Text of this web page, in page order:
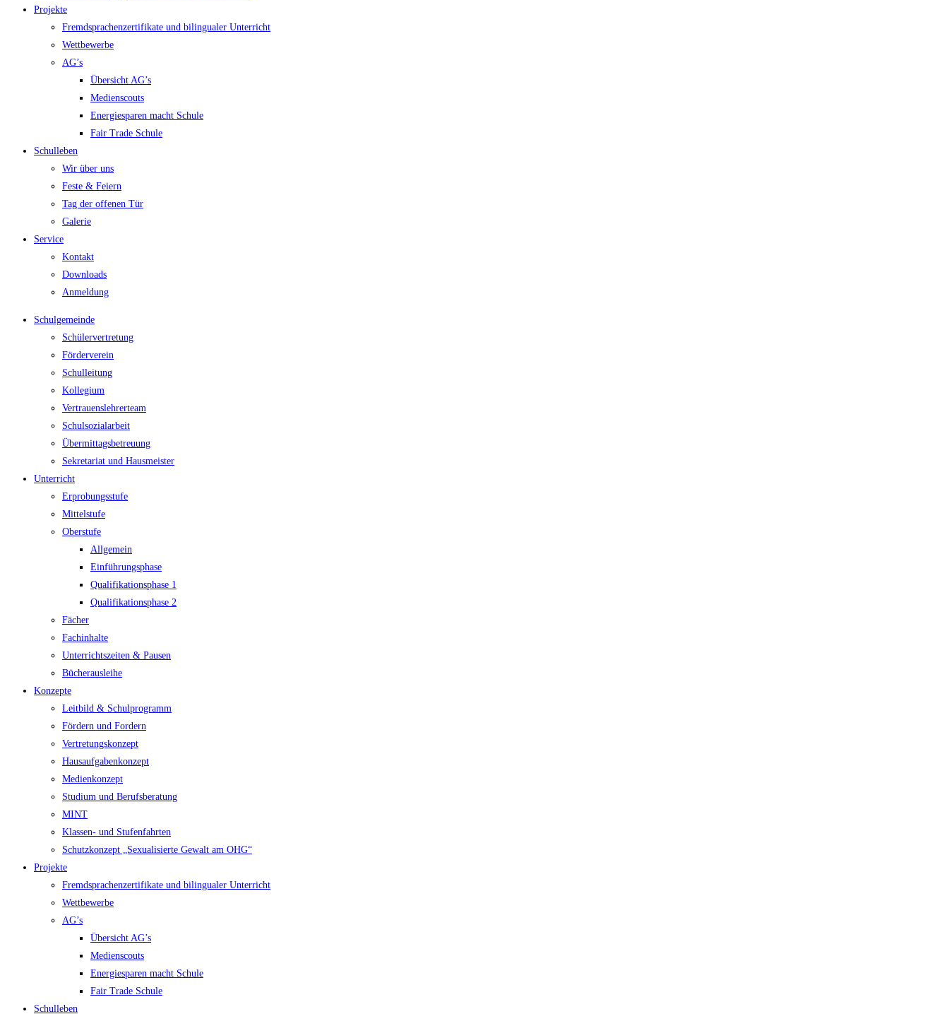
Projekte
Fremdsprachenzertifikate und bilingualer Unterricht
Wettbewerbe
AG’s
Übersicht AG’s
Medienscouts
Energiesparen macht Schule
Fair Trade Schule
Schulleben
Wir über uns
Feste & Feiern
Tag der offenen Tür
Galerie
Service
Kontakt
Downloads
Anmeldung
Schulgemeinde
Schülervertretung
Förderverein
Schulleitung
Kollegium
Vertrauenslehrerteam
Schulsozialarbeit
Übermittagsbetreuung
Sekretariat und Hausmeister
Unterricht
Erprobungsstufe
Mittelstufe
Oberstufe
Allgemein
Einführungsphase
Qualifikationsphase 1
Qualifikationsphase 2
Fächer
Fachinhalte
Unterrichtszeiten & Pausen
Bücherausleihe
Konzepte
Leitbild & Schulprogramm
Fördern und Fordern
Vertretungskonzept
Hausaufgabenkonzept
Medienkonzept
Studium und Berufsberatung
MINT
Klassen- und Stufenfahrten
Schutzkonzept „Sexualisierte Gewalt am OHG“
Projekte
Fremdsprachenzertifikate und bilingualer Unterricht
Wettbewerbe
AG’s
Übersicht AG’s
Medienscouts
Energiesparen macht Schule
Fair Trade Schule
Schulleben